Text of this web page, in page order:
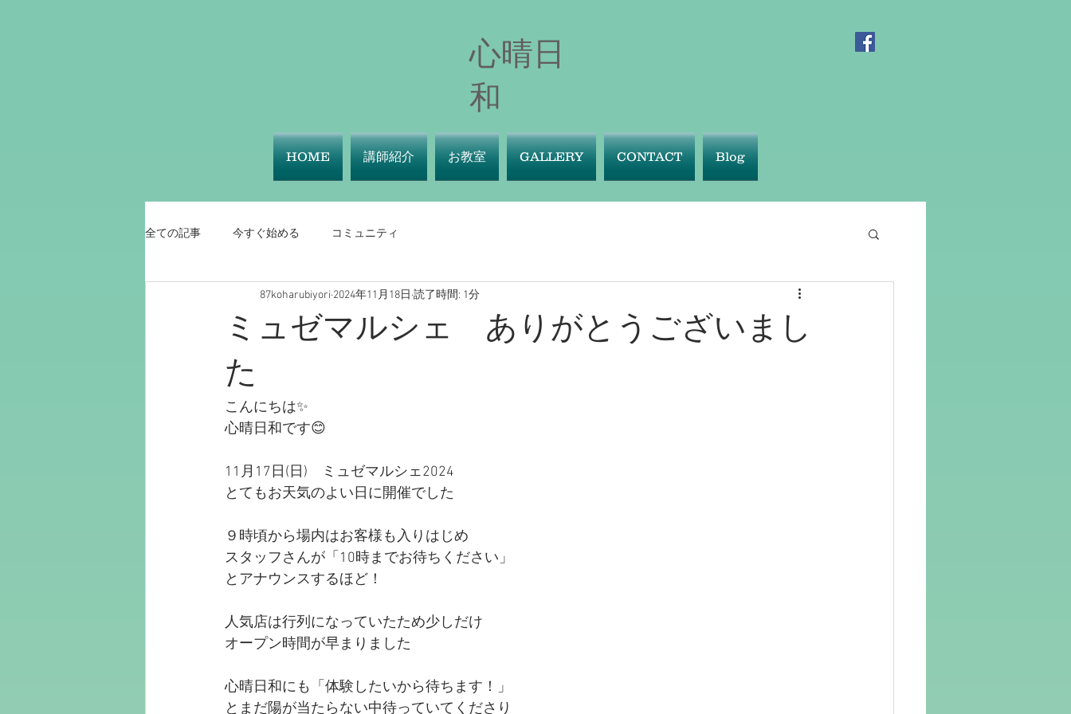
心晴日
和
HOME 講師紹介 お教室 GALLERY CONTACT Blog
全ての記事 今すぐ始める コミュニティ
ミュゼマルシェ ありがとうございまし
た
87koharubiyori 2024年11月18日 読了時間: 1分
こんにちは✨
心晴日和です😊
11月17日(日)　ミュゼマルシェ2024
とてもお天気のよい日に開催でした
９時頃から場内はお客様も入りはじめ
スタッフさんが「10時までお待ちください」
とアナウンスするほど！
人気店は行列になっていたため少しだけ
オープン時間が早まりました
心晴日和にも「体験したいから待ちます！」
とまだ陽が当たらない中待っていてくださり